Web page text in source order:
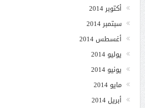
أكتوبر 2014
سبتمبر 2014
أغسطس 2014
يوليو 2014
يونيو 2014
مايو 2014
أبريل 2014